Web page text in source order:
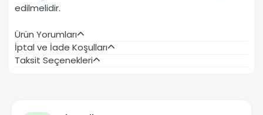
edilmelidir.
Ürün Yorumları
İptal ve İade Koşulları
Taksit Seçenekleri